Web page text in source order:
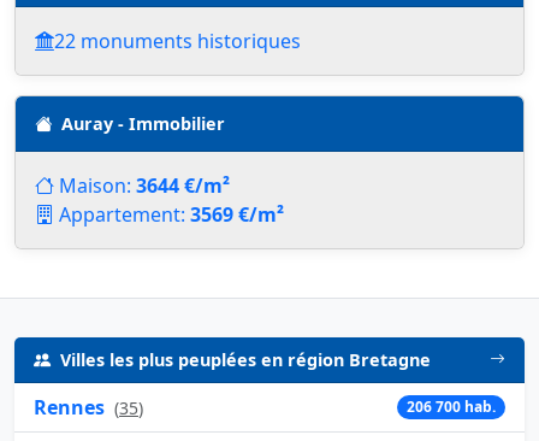
22 monuments historiques
Auray - Immobilier
Maison: 3644 €/m²
Appartement: 3569 €/m²
Villes les plus peuplées en région Bretagne
Rennes (35) 206 700 hab.